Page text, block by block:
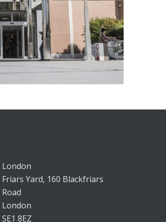
London
Friars Yard, 160 Blackfriars
Road
London
SE1 8EZ